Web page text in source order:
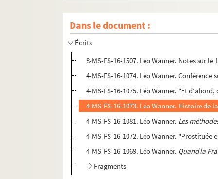
Dans le document :
Écrits
8-MS-FS-16-1507. Léo Wanner. Notes sur
4-MS-FS-16-1074. Léo Wanner.
4-MS-FS-16-1075. Léo Wanner. "Et
4-MS-FS-16-1073. Léo Wanner. Histoire de
4-MS-FS-16-1081. Léo Wanner. Les
4-MS-FS-16-1072. Léo Wanner.
4-MS-FS-16-1069. Léo Wanner. Quand la
Fragments